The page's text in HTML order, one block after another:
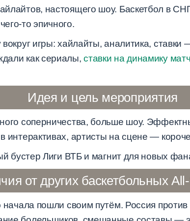
настоящего шоу. Баскетбол в
то эпичного.
игры: хайлайты, аналитика,
как сериалы,ставки на динамику
Идея и цель мероприятия
соперничества, больше шоу.
интерактивах, артисты на сцене —
бустер Лиги ВТБ и магнит для новых
от других баскетбольных
начала пошли своим путём. Россия